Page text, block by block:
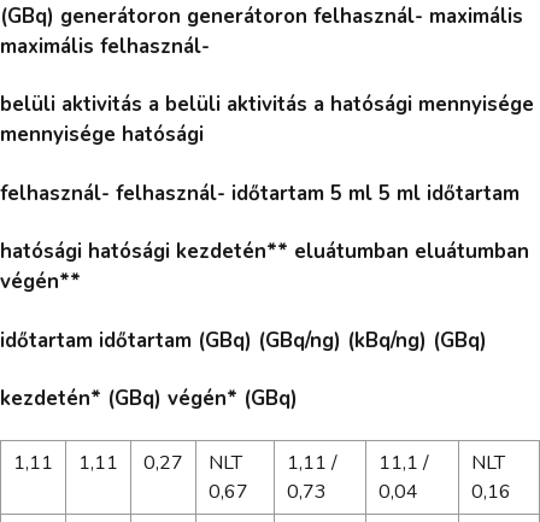
(GBq) generátoron generátoron felhasznál- maximális
maximális felhasznál-
belüli aktivitás a belüli aktivitás a hatósági mennyisége
mennyisége hatósági
felhasznál- felhasznál- időtartam 5 ml 5 ml időtartam
hatósági hatósági kezdetén** eluátumban eluátumban
végén**
időtartam időtartam (GBq) (GBq/ng) (kBq/ng) (GBq)
kezdetén* (GBq) végén* (GBq)
1,11 1,11 0,27
NLT
0,67
1,11 /
0,73
11,1 /
0,04
NLT
0,16